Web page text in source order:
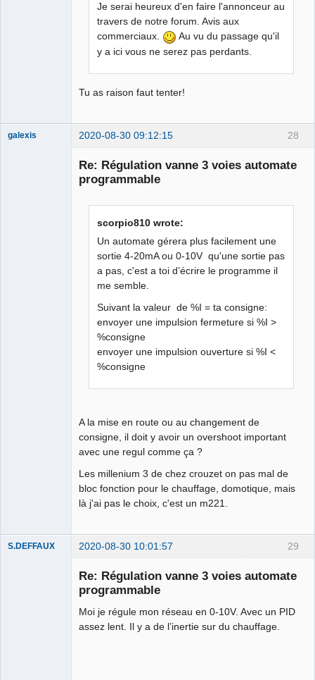
Je serai heureux d'en faire l'annonceur au
travers de notre forum. Avis aux
commerciaux.
Au vu du passage qu'il
y a ici vous ne serez pas perdants.
Tu as raison faut tenter!
28
galexis 2020-08-30 09:12:15
Re: Régulation vanne 3 voies automate
programmable
scorpio810 wrote:
Un automate gérera plus facilement une
sortie 4-20mA ou 0-10V qu'une sortie pas
a pas, c'est a toi d’écrire le programme il
me semble.
Suivant la valeur de %I = ta consigne:
envoyer une impulsion fermeture si %I >
%consigne
envoyer une impulsion ouverture si %I <
%consigne
A la mise en route ou au changement de
consigne, il doit y avoir un overshoot important
avec une regul comme ça ?
Les millenium 3 de chez crouzet on pas mal de
bloc fonction pour le chauffage, domotique, mais
là j'ai pas le choix, c'est un m221.
29
S.DEFFAUX 2020-08-30 10:01:57
Re: Régulation vanne 3 voies automate
programmable
Moi je régule mon réseau en 0-10V. Avec un PID
assez lent. Il y a de l’inertie sur du chauffage.